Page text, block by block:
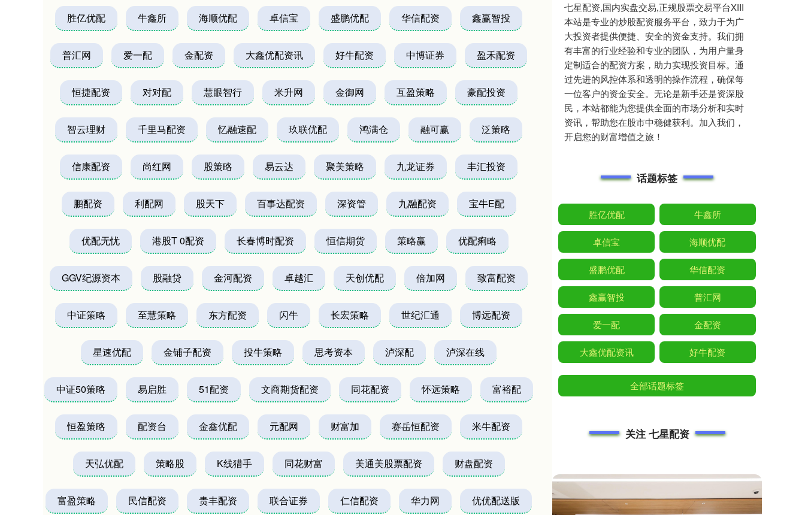
胜亿优配 牛鑫所 海顺优配 卓信宝 盛鹏优配 华信配资 鑫赢智投
普汇网 爱一配 金配资 大鑫优配资讯 好牛配资 中博证券 盈禾配资
恒捷配资 对对配 慧眼智行 米升网 金御网 互盈策略 豪配投资
智云理财 千里马配资 忆融速配 玖联优配 鸿满仓 融可赢 泛策略
信康配资 尚红网 股策略 易云达 聚美策略 九龙证券 丰汇投资
鹏配资 利配网 股天下 百事达配资 深资管 九融配资 宝牛E配
优配无忧 港股T 0配资 长春博时配资 恒信期货 策略赢 优配痢略
GGV纪源资本 股融贷 金河配资 卓越汇 天创优配 倍加网 致富配资
中证策略 至慧策略 东方配资 闪牛 长宏策略 世纪汇通 博远配资
星速优配 金铺子配资 投牛策略 思考资本 泸深配 泸深在线
中证50策略 易启胜 51配资 文商期货配资 同花配资 怀远策略 富裕配
恒盈策略 配资台 金鑫优配 元配网 财富加 赛岳恒配资 米牛配资
天弘优配 策略股 K线猎手 同花财富 美通美股票配资 财盘配资
富盈策略 民信配资 贵丰配资 联合证券 仁信配资 华力网 优优配送版
七星配资,国内实盘交易,正规股票交易平台XIII‌
本站是专业的炒股配资服务平台，致力于为广
大投资者提供便捷、安全的资金支持。我们拥
有丰富的行业经验和专业的团队，为用户量身
定制适合的配资方案，助力实现投资目标。通
过先进的风控体系和透明的操作流程，确保每
一位客户的资金安全。无论是新手还是资深股
民，本站都能为您提供全面的市场分析和实时
资讯，帮助您在股市中稳健获利。加入我们，
开启您的财富增值之旅！
话题标签
胜亿优配 牛鑫所
卓信宝 海顺优配
盛鹏优配 华信配资
鑫赢智投 普汇网
爱一配 金配资
大鑫优配资讯 好牛配资
全部话题标签
关注 七星配资